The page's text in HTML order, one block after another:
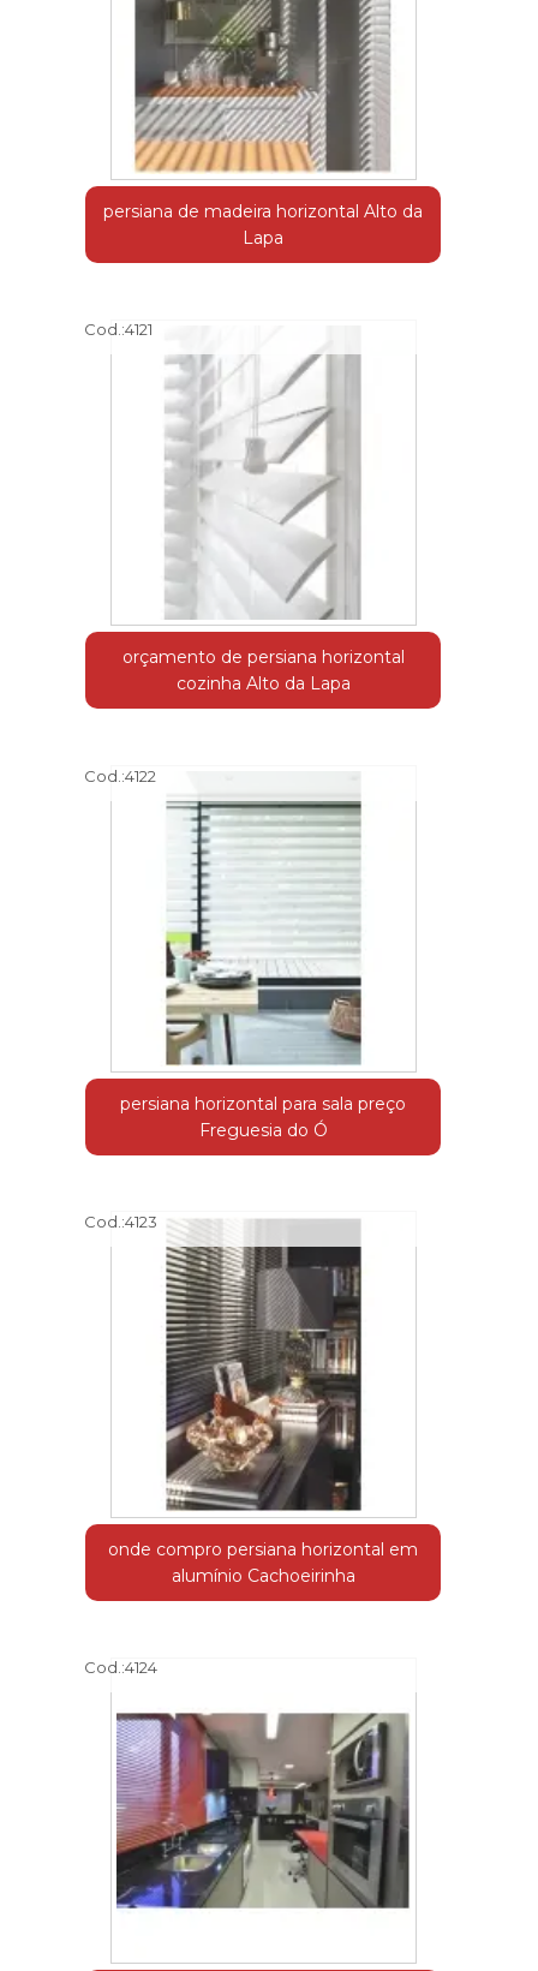
persiana de madeira horizontal Alto da
Lapa
Cod.:4121
orçamento de persiana horizontal
cozinha Alto da Lapa
Cod.:4122
persiana horizontal para sala preço
Freguesia do Ó
Cod.:4123
onde compro persiana horizontal em
alumínio Cachoeirinha
Cod.:4124